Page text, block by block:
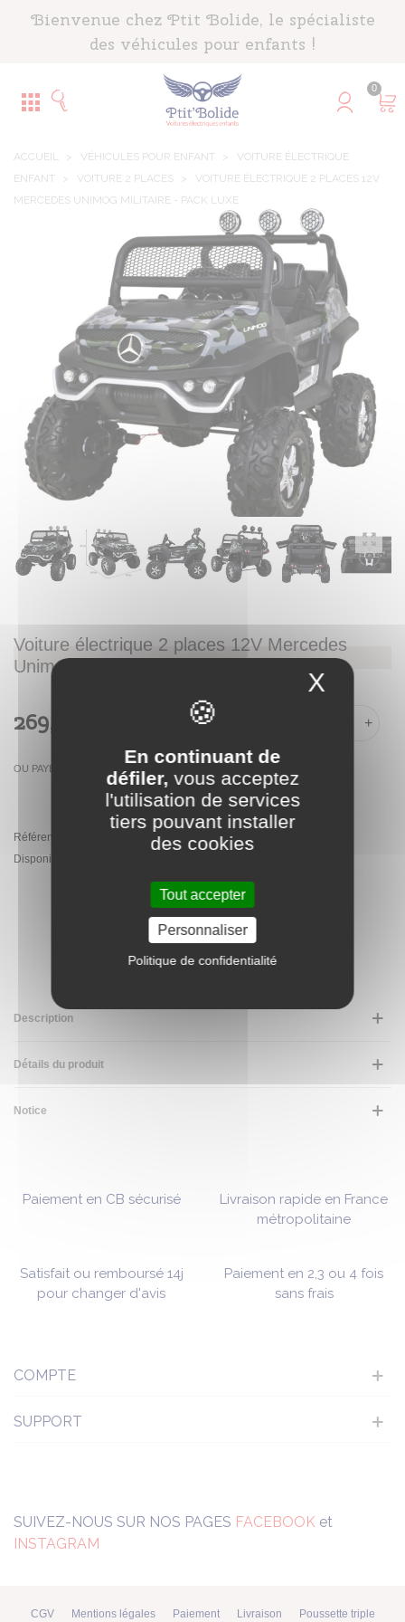
Bienvenue chez Ptit Bolide, le spécialiste
des véhicules pour enfants !
0
ACCUEIL > VÉHICULES POUR ENFANT >
VOITURE ÉLECTRIQUE
ENFANT
> VOITURE 2 PLACES >
VOITURE ÉLECTRIQUE 2 PLACES 12V
MERCEDES UNIMOG MILITAIRE - PACK LUXE
Voiture électrique 2 places 12V Mercedes
Unimog Militaire - Pack Luxe
269,00 €
OU PAYER EN
+
Référence:
PA.JL199.EXL.CAMO
Disponibilité :
AJOUTER AU PANIER
Description
Détails du produit
Notice
Paiement en CB sécurisé
Livraison rapide en France
métropolitaine
Satisfait ou remboursé 14j
pour changer d'avis
Paiement en 2,3 ou 4 fois
sans frais
SUIVEZ-NOUS SUR NOS PAGES FACEBOOK et
INSTAGRAM
COMPTE
SUPPORT
CGV Mentions légales Paiement Livraison Poussette triple
En continuant de
défiler, vous acceptez
l'utilisation de services
tiers pouvant installer
des cookies
Tout accepter
Personnaliser
Politique de confidentialité
X